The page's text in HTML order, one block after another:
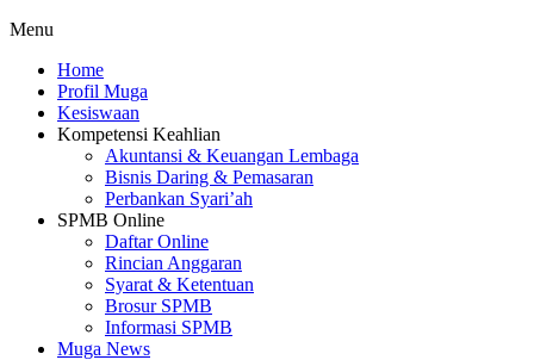
Menu
Home
Profil Muga
Kesiswaan
Kompetensi Keahlian
Akuntansi & Keuangan Lembaga
Bisnis Daring & Pemasaran
Perbankan Syari’ah
SPMB Online
Daftar Online
Rincian Anggaran
Syarat & Ketentuan
Brosur SPMB
Informasi SPMB
Muga News